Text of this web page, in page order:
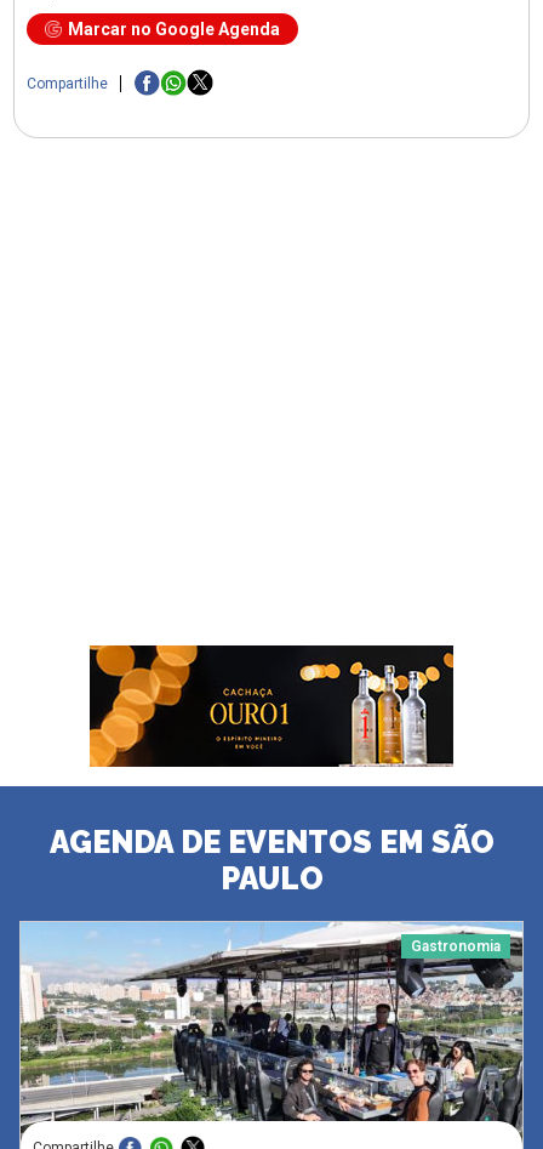
Marcar no Google Agenda
Compartilhe
AGENDA DE EVENTOS EM SÃO
PAULO
Gastronomia